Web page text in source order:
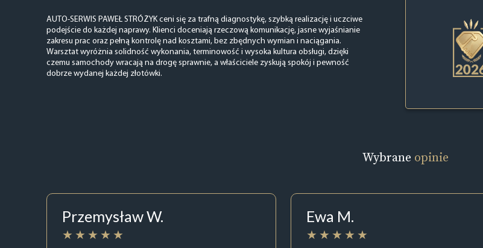
AUTO-SERWIS PAWEŁ STRÓŻYK ceni się za trafną diagnostykę, szybką realizację i uczciwe
podejście do każdej naprawy. Klienci doceniają rzeczową komunikację, jasne wyjaśnianie
zakresu prac oraz pełną kontrolę nad kosztami, bez zbędnych wymian i naciągania.
Warsztat wyróżnia solidność wykonania, terminowość i wysoka kultura obsługi, dzięki
czemu samochody wracają na drogę sprawnie, a właściciele zyskują spokój i pewność
dobrze wydanej każdej złotówki.
Wybrane opinie
Przemysław W. Ewa M.